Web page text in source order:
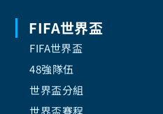
FIFA世界盃
FIFA世界盃
48強隊伍
世界盃分組
世界盃賽程